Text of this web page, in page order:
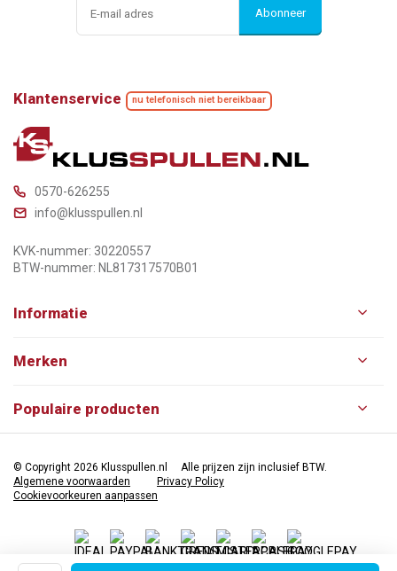
Abonneer
Klantenservice nu telefonisch niet bereikbaar
0570-626255
info@klusspullen.nl
KVK-nummer: 30220557
BTW-nummer: NL817317570B01
Informatie
Merken
Populaire producten
© Copyright 2026 Klusspullen.nl
Alle prijzen zijn inclusief BTW.
Algemene voorwaarden
Privacy Policy
Cookievoorkeuren aanpassen